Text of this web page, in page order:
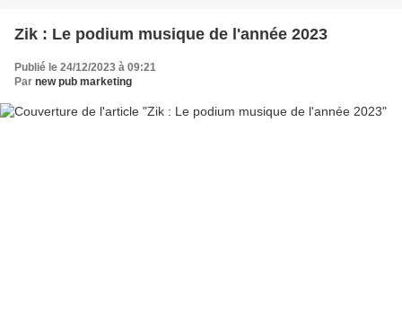
Zik : Le podium musique de l'année 2023
Publié le 24/12/2023 à 09:21
Par new pub marketing